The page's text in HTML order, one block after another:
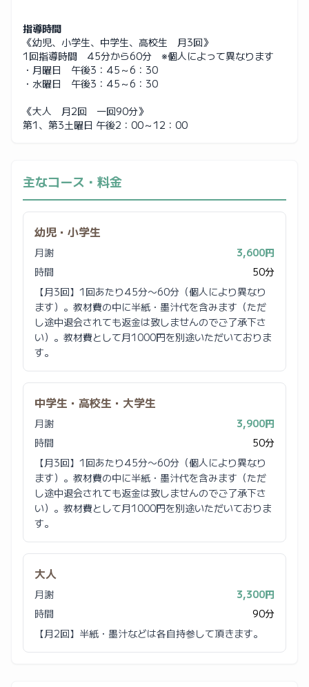
指導時間
《幼児、小学生、中学生、高校生 月3回》
1回指導時間 45分から60分 ※個人によって異なります
・月曜日 午後3：45～6：30
・水曜日 午後3：45～6：30
《大人 月2回 一回90分》
第1、第3土曜日 午後2：00～12：00
主なコース・料金
幼児・小学生
月謝
3,600円
時間
50分
【月3回】1回あたり45分〜60分（個人により異なり
ます）。教材費の中に半紙・墨汁代を含みます（ただ
し途中退会されても返金は致しませんのでご了承下さ
い）。教材費として月1000円を別途いただいておりま
す。
中学生・高校生・大学生
月謝
3,900円
時間
50分
【月3回】1回あたり45分〜60分（個人により異なり
ます）。教材費の中に半紙・墨汁代を含みます（ただ
し途中退会されても返金は致しませんのでご了承下さ
い）。教材費として月1000円を別途いただいておりま
す。
大人
月謝
3,300円
時間
90分
【月2回】半紙・墨汁などは各自持参して頂きます。